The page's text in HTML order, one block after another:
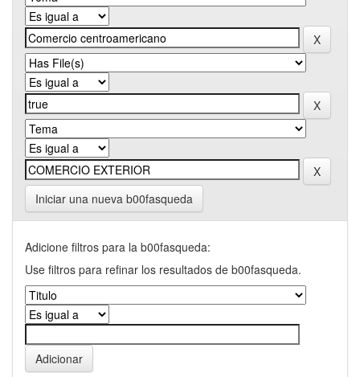
Iniciar una nueva b00fasqueda
Adicione filtros para la b00fasqueda:
Use filtros para refinar los resultados de b00fasqueda.